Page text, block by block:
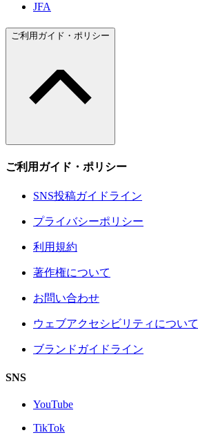
JFA
ご利用ガイド・ポリシー
ご利用ガイド・ポリシー
SNS投稿ガイドライン
プライバシーポリシー
利用規約
著作権について
お問い合わせ
ウェブアクセシビリティについて
ブランドガイドライン
SNS
YouTube
TikTok